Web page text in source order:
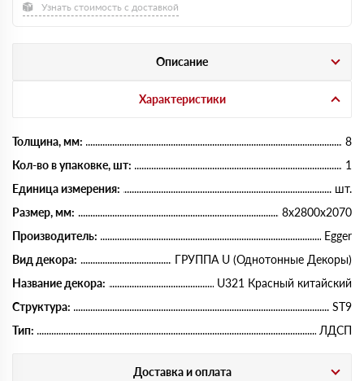
Узнать стоимость с доставкой
Описание
Характеристики
Толщина, мм:
8
Кол-во в упаковке, шт:
1
Единица измерения:
шт.
Размер, мм:
8х2800х2070
Производитель:
Egger
Вид декора:
ГРУППА U (Однотонные Декоры)
Название декора:
U321 Красный китайский
Структура:
ST9
Тип:
ЛДСП
Доставка и оплата